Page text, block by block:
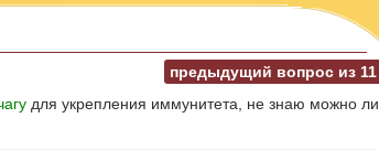
предыдущий вопрос из 11
для укрепления иммунитета, не знаю можно ли